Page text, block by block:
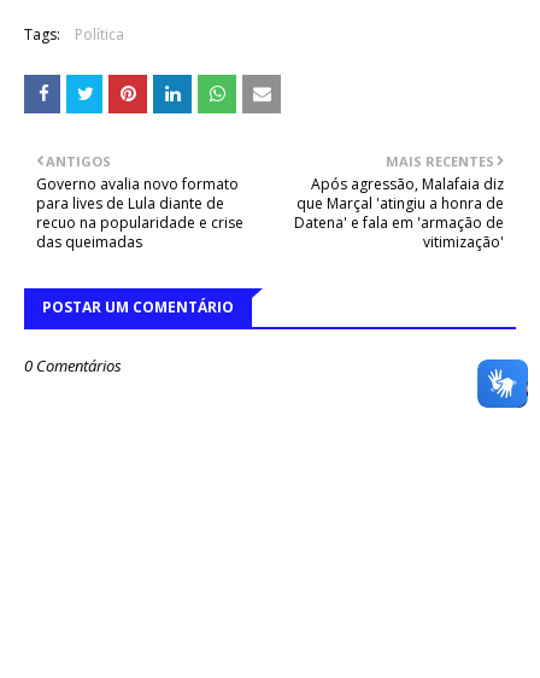
Tags: Política
MAIS RECENTES
Após agressão, Malafaia diz
que Marçal 'atingiu a honra de
Datena' e fala em 'armação de
vitimização'
ANTIGOS
Governo avalia novo formato
para lives de Lula diante de
recuo na popularidade e crise
das queimadas
POSTAR UM COMENTÁRIO
0 Comentários